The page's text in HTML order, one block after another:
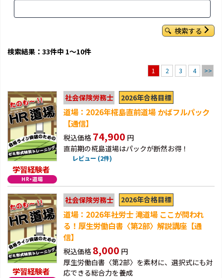
検索する
検索結果：33件中 1～10件
1 2 3 4 >>
学習経験者
社会保険労務士 2026年合格目標
道場：2026年椛島直前道場 かばフルパック
【通信】
税込価格 74,900 円
直前期の椛島道場はパックが断然お得！
レビュー (2件)
学習経験者
社会保険労務士 2026年合格目標
道場：2026年社労士 滝道場 ここが問われ
る！厚生労働白書〈第2部〉解説講座【通
信】
税込価格 8,000 円
厚生労働白書〈第2部〉を素材に、選択式にも対
応できる総合力を養成